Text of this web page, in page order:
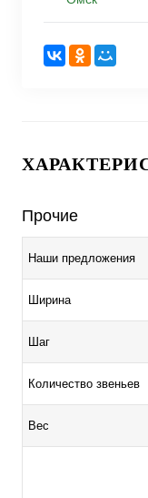
Прочие
Наши предложения
Ширина
Шаг
Количество звеньев
Вес